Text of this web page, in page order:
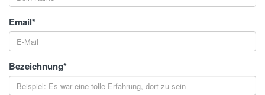
Email*
Bezeichnung*